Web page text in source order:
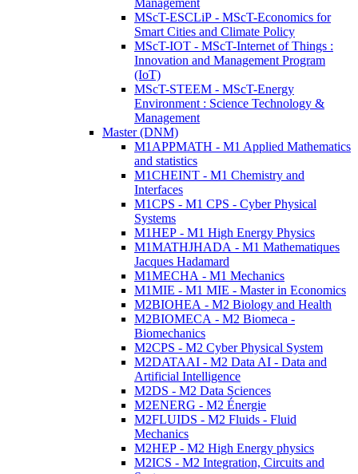
Management
MScT-ESCLiP - MScT-Economics for
Smart Cities and Climate Policy
MScT-IOT - MScT-Internet of Things :
Innovation and Management Program
(IoT)
MScT-STEEM - MScT-Energy
Environment : Science Technology &
Management
Master (DNM)
M1APPMATH - M1 Applied Mathematics
and statistics
M1CHEINT - M1 Chemistry and
Interfaces
M1CPS - M1 CPS - Cyber Physical
Systems
M1HEP - M1 High Energy Physics
M1MATHJHADA - M1 Mathematiques
Jacques Hadamard
M1MECHA - M1 Mechanics
M1MIE - M1 MIE - Master in Economics
M2BIOHEA - M2 Biology and Health
M2BIOMECA - M2 Biomeca -
Biomechanics
M2CPS - M2 Cyber Physical System
M2DATAAI - M2 Data AI - Data and
Artificial Intelligence
M2DS - M2 Data Sciences
M2ENERG - M2 Énergie
M2FLUIDS - M2 Fluids - Fluid
Mechanics
M2HEP - M2 High Energy physics
M2ICS - M2 Integration, Circuits and